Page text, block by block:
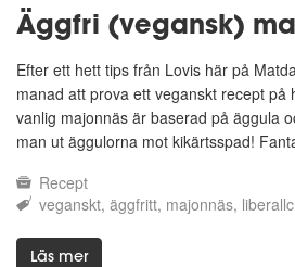
Äggfri (vegansk)
Efter ett hett tips från Lovis här på
manad att prova ett veganskt recept på
vanlig majonnäs är baserad på äggula
man ut äggulorna mot kikärtsspad!
Recept
veganskt äggfritt majonnäs
Läs mer